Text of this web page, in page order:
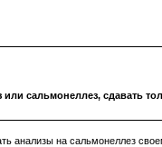
или сальмонеллез, сдавать
анализы на сальмонеллез